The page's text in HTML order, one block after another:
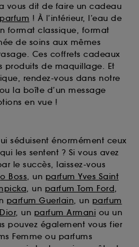
vous dit de faire un cadeau
! À l’intérieur, l’eau de
format classique, format
de soins aux mêmes
Ces coffrets cadeaux
produits de maquillage. Et
rendez-vous dans notre
la boîte d’un message
en vue !
séduisent énormément ceux
les sentent ? Si vous avez
le succès, laissez-vous
Boss, un parfum Yves Saint
, un parfum Tom Ford,
parfum Guerlain, un parfum
, un parfum Armani ou un
pouvez également vous fier
Femme ou parfums